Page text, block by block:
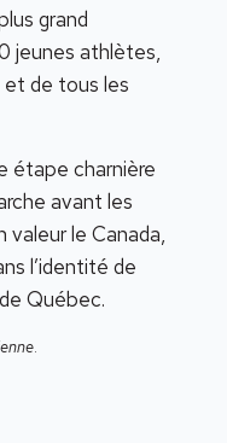
grand
jeunes athlètes,
et de tous les
étape charnière
avant les
le Canada,
l’identité de
Québec.
.